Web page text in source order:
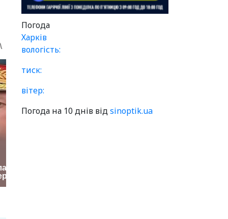
Погода
Харків
вологість:
тиск:
вітер:
Погода на 10 днів відsinoptik.ua